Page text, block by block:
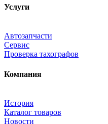
Услуги
Автозапчасти
Сервис
Проверка тахографов
Компания
История
Каталог товаров
Новости